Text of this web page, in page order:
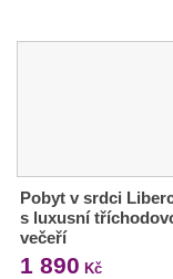
Pobyt v srdci
s luxusní
večeří
1 890 Kč